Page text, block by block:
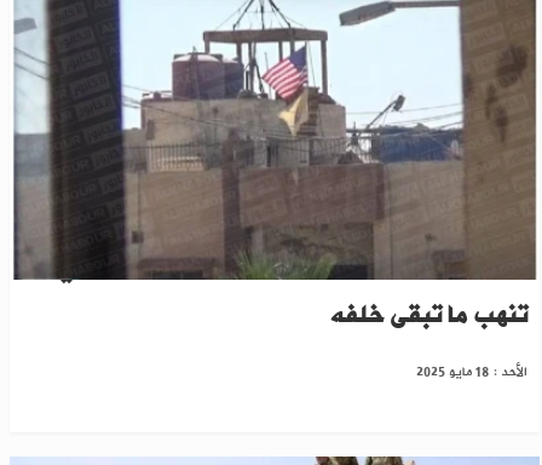
التحالف ينسحب من قاعدة حقل العمر … “ب ي د”
تنهب ما تبقى خلفه
الأحد : 18 مايو 2025